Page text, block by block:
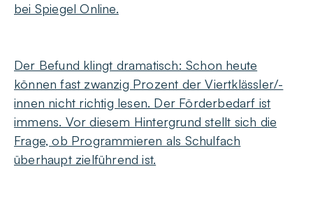
bei Spiegel Online.
Der Befund klingt dramatisch: Schon heute
können fast zwanzig Prozent der Viertklässler/-
innen nicht richtig lesen. Der Förderbedarf ist
immens. Vor diesem Hintergrund stellt sich die
Frage, ob Programmieren als Schulfach
überhaupt zielführend ist.